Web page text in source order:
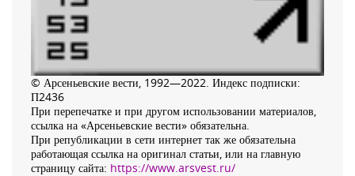
© Арсеньевские вести, 1992—2022. Индекс подписки:
П2436
При перепечатке и при другом использовании материалов,
ссылка на «Арсеньевские вести» обязательна.
При републикации в сети интернет так же обязательна
работающая ссылка на оригинал статьи, или на главную
страницу сайта: https://www.arsvest.ru/